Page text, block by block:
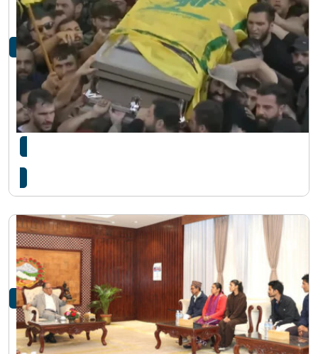
हमासका प्रमुख इस्माइल हानियाको आज अन्त्येष्टि